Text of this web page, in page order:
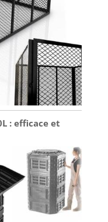
: efficace et